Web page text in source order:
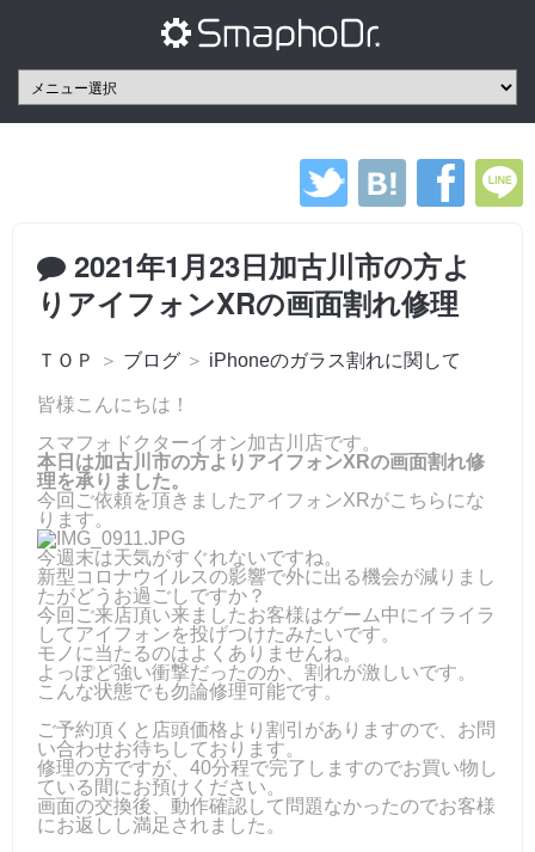
2021年1月23日加古川市の方よ
りアイフォンXRの画面割れ修理
ＴＯＰ ＞ ブログ ＞ iPhoneのガラス割れに関して
皆様こんにちは！
スマフォドクターイオン加古川店です。
本日は加古川市の方よりアイフォンXRの画面割れ修
理を承りました。
今回ご依頼を頂きましたアイフォンXRがこちらにな
ります。
今週末は天気がすぐれないですね。
新型コロナウイルスの影響で外に出る機会が減りまし
たがどうお過ごしですか？
今回ご来店頂い来ましたお客様はゲーム中にイライラ
してアイフォンを投げつけたみたいです。
モノに当たるのはよくありませんね。
よっぽど強い衝撃だったのか、割れが激しいです。
こんな状態でも勿論修理可能です。
ご予約頂くと店頭価格より割引がありますので、お問
い合わせお待ちしております。
修理の方ですが、40分程で完了しますのでお買い物し
ている間にお預けください。
画面の交換後、動作確認して問題なかったのでお客様
にお返しし満足されました。